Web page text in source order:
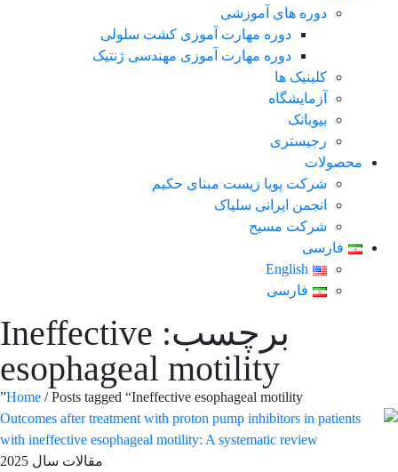
دوره های آموزشی
دوره مهارت آموزی کشت سلولی
دوره مهارت آموزی مهندسی ژنتیک
کلینیک ها
آزمایشگاه
بیوبانک
رجیستری
محصولات
شرکت پویا زیست مبنای حکیم
انجمن ایرانی سلیاک
شرکت مسیح
فارسی
English
فارسی
برچسب: Ineffective
esophageal motility
Home / Posts tagged “Ineffective esophageal motility”
مقالات سال 2025